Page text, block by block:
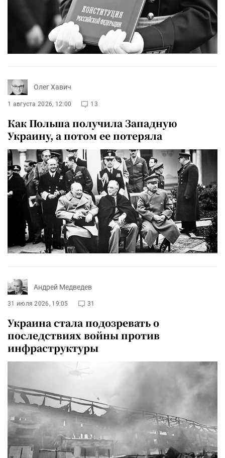
Олег Хавич
1 августа 2026, 12:00 13
Как Польша получила Западную
Украину, а потом ее потеряла
Андрей Медведев
31 июля 2026, 19:05 31
Украина стала подозревать о
последствиях войны против
инфраструктуры